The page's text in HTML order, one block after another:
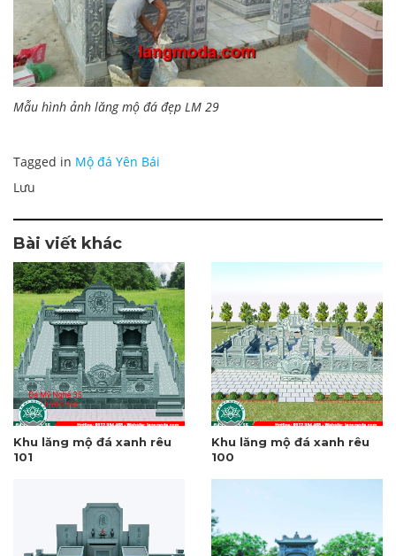
Mẫu hình ảnh lăng mộ đá đẹp LM 29
Tagged in Mộ đá Yên Bái
Lưu
Bài viết khác
Khu lăng mộ đá xanh rêu
101
Khu lăng mộ đá xanh rêu
100